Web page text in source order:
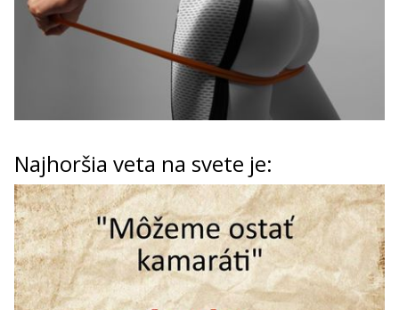
Najhoršia veta na svete je: